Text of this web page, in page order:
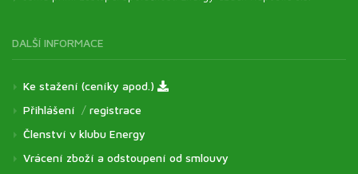
DALŠÍ INFORMACE
Ke stažení (ceníky apod.)
Přihlášení / registrace
Členství v klubu Energy
Vrácení zboží a odstoupení od smlouvy